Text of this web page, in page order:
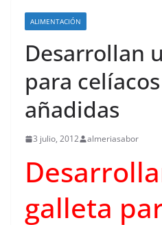
ALIMENTACIÓN
Desarrollan
para
añadidas
3 julio, 2012 almeriasabor
galleta